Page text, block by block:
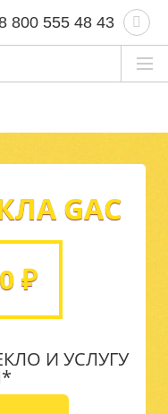
800 555 48 43
GAC
₽
И УСЛУГУ